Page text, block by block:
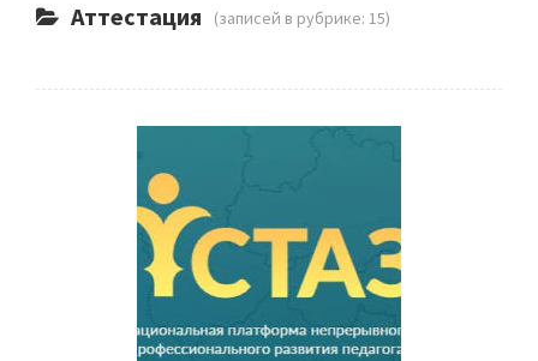
Аттестация (записей в рубрике: 15)